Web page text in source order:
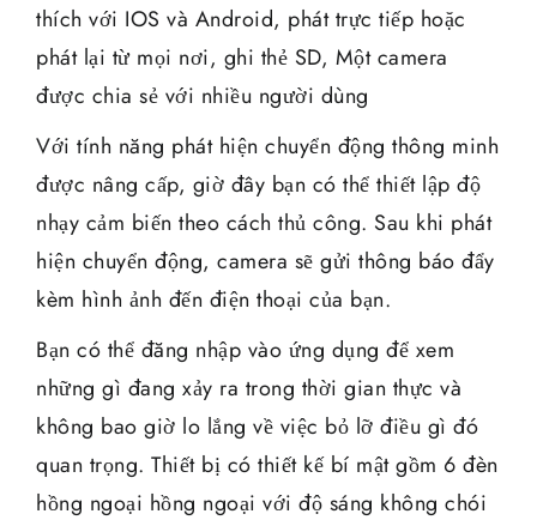
thích với IOS và Android, phát trực tiếp hoặc
phát lại từ mọi nơi, ghi thẻ SD, Một camera
được chia sẻ với nhiều người dùng
Với tính năng phát hiện chuyển động thông minh
được nâng cấp, giờ đây bạn có thể thiết lập độ
nhạy cảm biến theo cách thủ công. Sau khi phát
hiện chuyển động, camera sẽ gửi thông báo đẩy
kèm hình ảnh đến điện thoại của bạn.
Bạn có thể đăng nhập vào ứng dụng để xem
những gì đang xảy ra trong thời gian thực và
không bao giờ lo lắng về việc bỏ lỡ điều gì đó
quan trọng. Thiết bị có thiết kế bí mật gồm 6 đèn
hồng ngoại hồng ngoại với độ sáng không chói